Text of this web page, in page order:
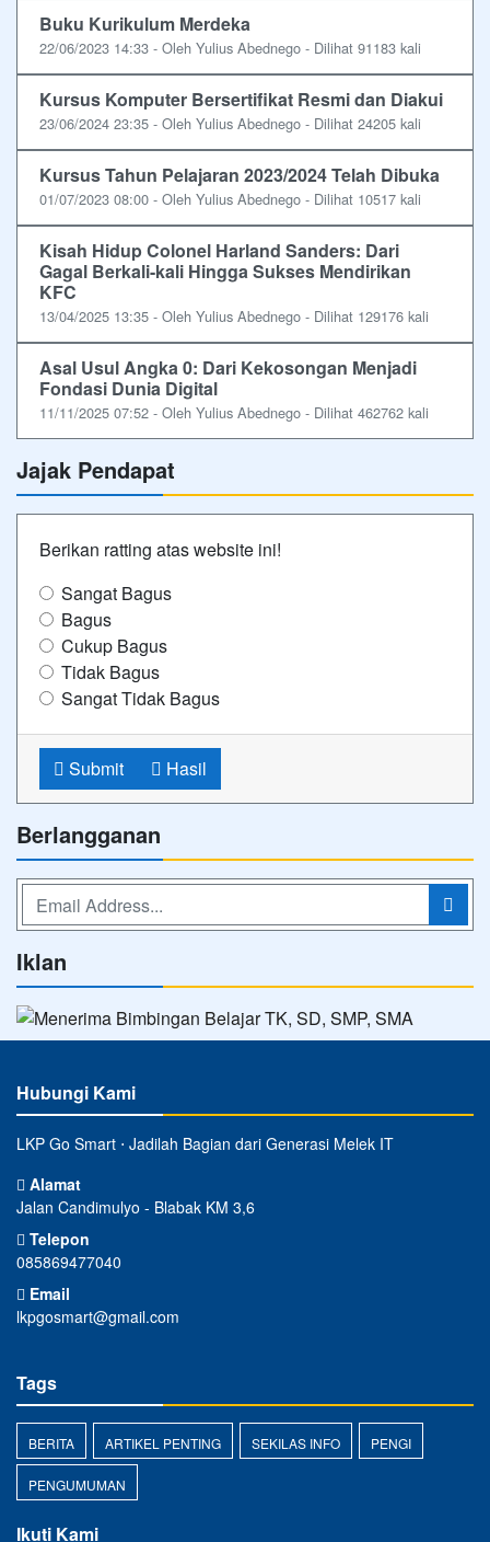
Buku Kurikulum Merdeka
22/06/2023 14:33 - Oleh Yulius Abednego - Dilihat 91183 kali
Kursus Komputer Bersertifikat Resmi dan Diakui
23/06/2024 23:35 - Oleh Yulius Abednego - Dilihat 24205 kali
Kursus Tahun Pelajaran 2023/2024 Telah Dibuka
01/07/2023 08:00 - Oleh Yulius Abednego - Dilihat 10517 kali
Kisah Hidup Colonel Harland Sanders: Dari
Gagal Berkali-kali Hingga Sukses Mendirikan
KFC
13/04/2025 13:35 - Oleh Yulius Abednego - Dilihat 129176 kali
Asal Usul Angka 0: Dari Kekosongan Menjadi
Fondasi Dunia Digital
11/11/2025 07:52 - Oleh Yulius Abednego - Dilihat 462762 kali
Jajak Pendapat
Berikan ratting atas website ini!
Sangat Bagus
Bagus
Cukup Bagus
Tidak Bagus
Sangat Tidak Bagus
Submit Hasil
Berlangganan
Iklan
Hubungi Kami
LKP Go Smart ⋅ Jadilah Bagian dari Generasi Melek IT
Alamat
Jalan Candimulyo - Blabak KM 3,6
Telepon
085869477040
Email
lkpgosmart@gmail.com
Tags
BERITA ARTIKEL PENTING SEKILAS INFO PENGI
PENGUMUMAN
Ikuti Kami